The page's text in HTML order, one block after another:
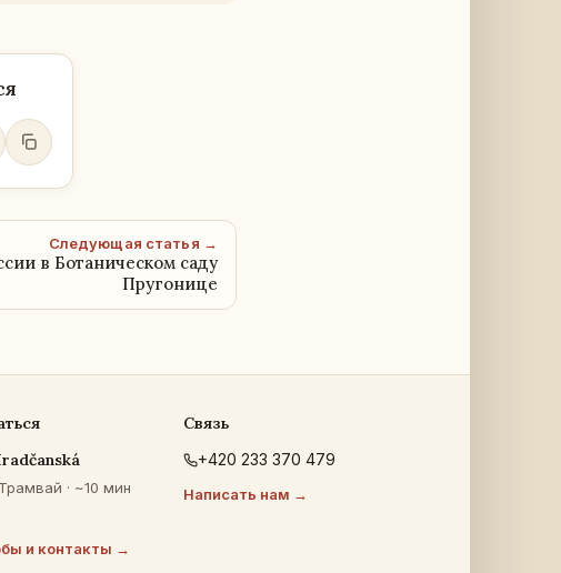
Следующая статья →
в Ботаническом саду
Пругонице
· ~10 мин
и контакты →
Связь
+420 233 370 479
Написать нам →